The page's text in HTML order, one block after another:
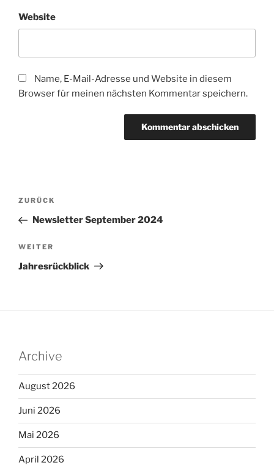
Website
Name, E-Mail-Adresse und Website in diesem
Browser für meinen nächsten Kommentar speichern.
Beitragsnavigation
Vorheriger
Beitrag
ZURÜCK
Newsletter September 2024
Nächster
Beitrag
WEITER
Jahresrückblick
Archive
August 2026
Juni 2026
Mai 2026
April 2026